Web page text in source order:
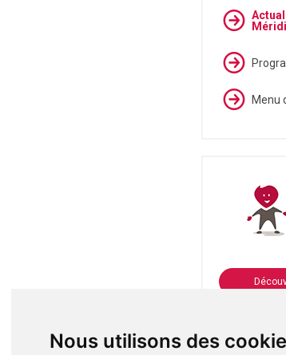
Nous utilisons des
Menu